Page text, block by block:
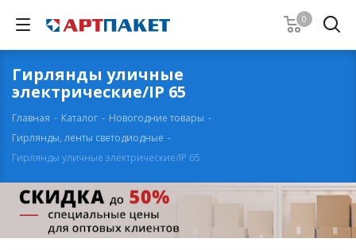
0
Гирлянды уличные
электрические/IP 65
Главная - Каталог - Новогодние товары -
Гирлянды, ленты светодиодные -
Гирлянды уличные электрические/IP 65